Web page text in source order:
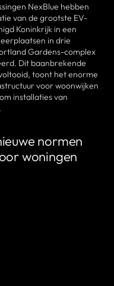
NexBlue hebben
van de grootste EV-
Koninkrijk in een
in drie
Gardens-complex
Dit baanbrekende
toont het enorme
voor woonwijken
installaties van
normen
woningen